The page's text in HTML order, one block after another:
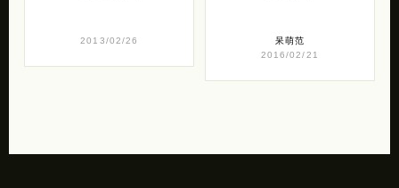
2013/02/26
呆萌范
2016/02/21